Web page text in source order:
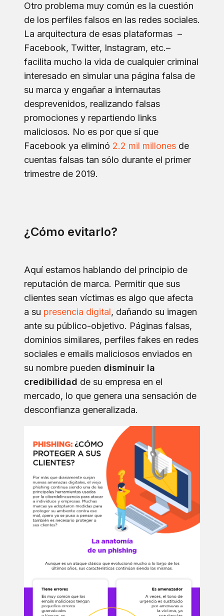
Otro problema muy común es la cuestión
de los perfiles falsos en las redes sociales.
La arquitectura de esas plataformas –
Facebook, Twitter, Instagram, etc.–
facilita mucho la vida de cualquier criminal
interesado en simular una página falsa de
su marca y engañar a internautas
desprevenidos, realizando falsas
promociones y repartiendo links
maliciosos. No es por que sí que
Facebook ya eliminó 2.2 mil millones de
cuentas falsas tan sólo durante el primer
trimestre de 2019.
¿Cómo evitarlo?
Aquí estamos hablando del principio de
reputación de marca. Permitir que sus
clientes sean víctimas es algo que afecta
a su presencia digital, dañando su imagen
ante su público-objetivo. Páginas falsas,
dominios similares, perfiles fakes en redes
sociales e emails maliciosos enviados en
su nombre pueden disminuir la
credibilidad de su empresa en el
mercado, lo que genera una sensación de
desconfianza generalizada.